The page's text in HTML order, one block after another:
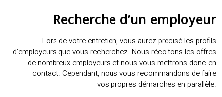
Recherche d’un employeur
Lors de votre entretien, vous aurez précisé les profils
d’employeurs que vous recherchez. Nous récoltons les offres
de nombreux employeurs et nous vous mettrons donc en
contact. Cependant, nous vous recommandons de faire
vos propres démarches en parallèle.